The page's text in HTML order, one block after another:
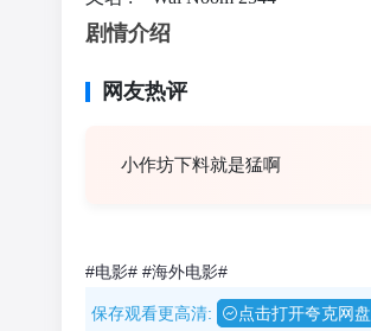
剧情介绍
网友热评
小作坊下料就是猛啊
#电影# #海外电影#
保存观看更高清: 点击打开夸克网盘